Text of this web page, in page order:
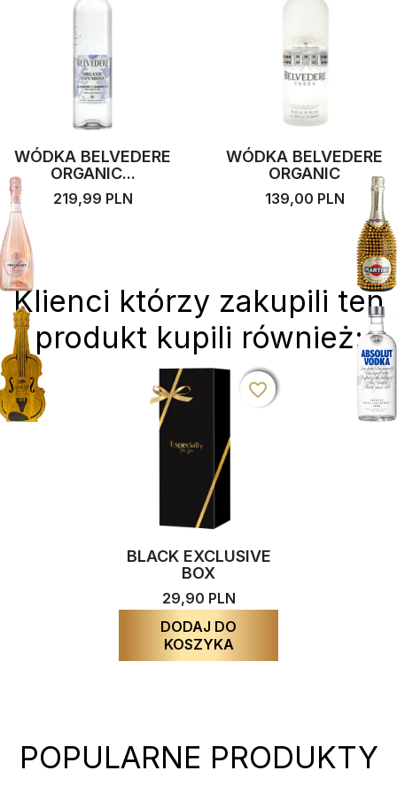
WÓDKA BELVEDERE
ORGANIC...
219,99 PLN
WÓDKA BELVEDERE
ORGANIC
139,00 PLN
Klienci którzy zakupili ten
produkt kupili również:
BLACK EXCLUSIVE
BOX
29,90 PLN
DODAJ DO
KOSZYKA
favorite_border
favorite_border
favorite_border
favorite_border
POPULARNE PRODUKTY